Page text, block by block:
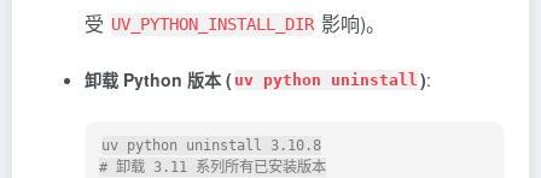
受 UV_PYTHON_INSTALL_DIR 影响)。
卸载 Python 版本 ( uv python uninstall ):
uv python uninstall 3.10.8
# 卸载 3.11 系列所有已安装版本